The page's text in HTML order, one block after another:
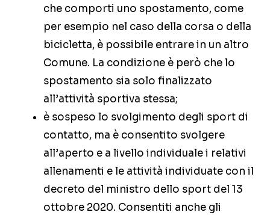
che comporti uno spostamento, come
per esempio nel caso della corsa o della
bicicletta, è possibile entrare in un altro
Comune. La condizione è però che lo
spostamento sia solo finalizzato
all’attività sportiva stessa;
è sospeso lo svolgimento degli sport di
contatto, ma è consentito svolgere
all’aperto e a livello individuale i relativi
allenamenti e le attività individuate con il
decreto del ministro dello sport del 13
ottobre 2020. Consentiti anche gli